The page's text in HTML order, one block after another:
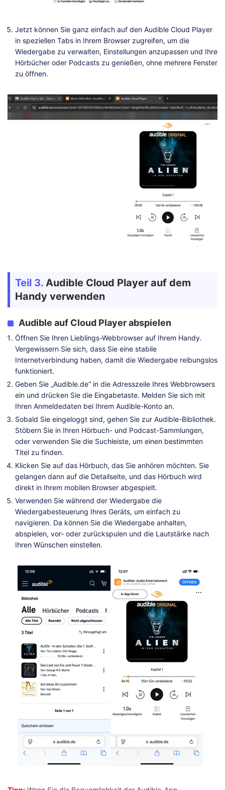
Jetzt können Sie ganz einfach auf den Audible Cloud Player
in speziellen Tabs in Ihrem Browser zugreifen, um die
Wiedergabe zu verwalten, Einstellungen anzupassen und Ihre
Hörbücher oder Podcasts zu genießen, ohne mehrere Fenster
zu öffnen.
Teil 3. Audible Cloud Player auf dem
Handy verwenden
Audible auf Cloud Player abspielen
Öffnen Sie Ihren Lieblings-Webbrowser auf Ihrem Handy.
Vergewissern Sie sich, dass Sie eine stabile
Internetverbindung haben, damit die Wiedergabe reibungslos
funktioniert.
Geben Sie „Audible.de“ in die Adresszeile Ihres Webbrowsers
ein und drücken Sie die Eingabetaste. Melden Sie sich mit
Ihren Anmeldedaten bei Ihrem Audible-Konto an.
Sobald Sie eingeloggt sind, gehen Sie zur Audible-Bibliothek.
Stöbern Sie in Ihren Hörbuch- und Podcast-Sammlungen,
oder verwenden Sie die Suchleiste, um einen bestimmten
Titel zu finden.
Klicken Sie auf das Hörbuch, das Sie anhören möchten. Sie
gelangen dann auf die Detailseite, und das Hörbuch wird
direkt in Ihrem mobilen Browser abgespielt.
Verwenden Sie während der Wiedergabe die
Wiedergabesteuerung Ihres Geräts, um einfach zu
navigieren. Da können Sie die Wiedergabe anhalten,
abspielen, vor- oder zurückspulen und die Lautstärke nach
Ihren Wünschen einstellen.